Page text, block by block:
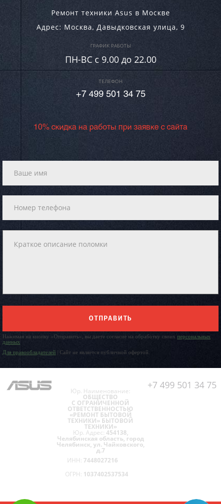
Ремонт техники Asus в Москве
Адрес: Москва, Давыдковская улица, 9
ГРАФИК РАБОТЫ
ПН-ВC c 9.00 до 22.00
ТЕЛЕФОН
+7 499 501 34 75
10% скидка на работы при заявке с сайта
ОТПРАВИТЬ
Нажимая на кнопку «Отправить», вы даете согласие на обработку своих персональных
данных
Для правообладателей | Сайт не является публичной офертой.
+7 499 501 34 75
Юр. Наименование:
ОБЩЕСТВО
С ОГРАНИЧЕННОЙ
ОТВЕТСТВЕННОСТЬЮ
«РЕМОНТ БЫТОВОЙ
ТЕХНИКИ» БЫТОВОЙ
ТЕХНИКИ»
Юр. Адрес: 454138,
Челябинская область, город
Челябинск, ул. Чайковского,
д.7
ИНН: 7448027216
ОГРН: 1037402537534